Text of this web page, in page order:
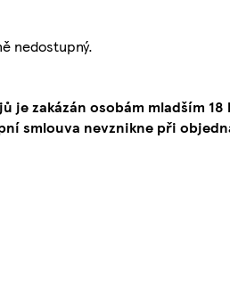
nedostupný.
je zakázán osobám mladším
smlouva nevznikne při